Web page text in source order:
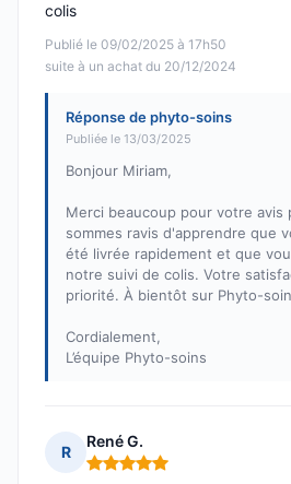
Publié le 09/02/2025 à 17h50
suite à un achat du 20/12/2024
colis
Réponse de phyto-soins
Publiée le 13/03/2025
Bonjour Miriam,
Merci beaucoup pour votre avis
sommes ravis d'apprendre que
été livrée rapidement et que
notre suivi de colis. Votre
priorité. À bientôt sur Phyto-
Cordialement,
L’équipe Phyto-soins
R
René G.
Note : 5 sur 5